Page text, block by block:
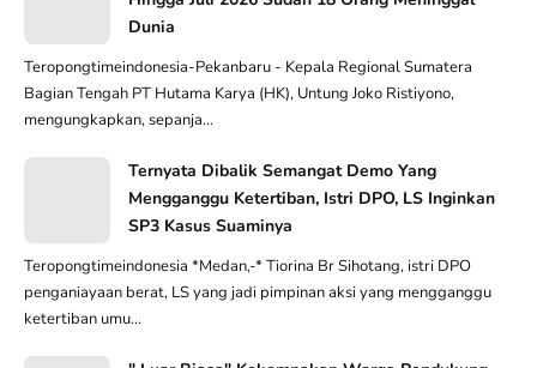
Dunia
Teropongtimeindonesia-Pekanbaru - Kepala Regional Sumatera
Bagian Tengah PT Hutama Karya (HK), Untung Joko Ristiyono,
mengungkapkan, sepanja...
Ternyata Dibalik Semangat Demo Yang
Mengganggu Ketertiban, Istri DPO, LS Inginkan
SP3 Kasus Suaminya
Teropongtimeindonesia *Medan,-* Tiorina Br Sihotang, istri DPO
penganiayaan berat, LS yang jadi pimpinan aksi yang mengganggu
ketertiban umu...